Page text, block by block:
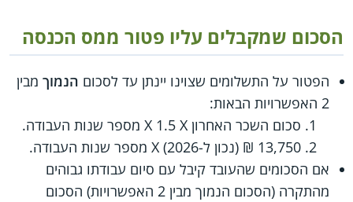
הסכום שמקבלים עליו פטור ממס הכנסה
הפטור על התשלומים שצוינו יינתן עד לסכום הנמוך מבין
2 האפשרויות הבאות:
סכום השכר האחרון X 1.5 X מספר שנות העבודה.
13,750 ₪ (נכון ל-2026) X מספר שנות העבודה.
אם הסכומים שהעובד קיבל עם סיום עבודתו גבוהים
מהתקרה (הסכום הנמוך מבין 2 האפשרויות) הסכום